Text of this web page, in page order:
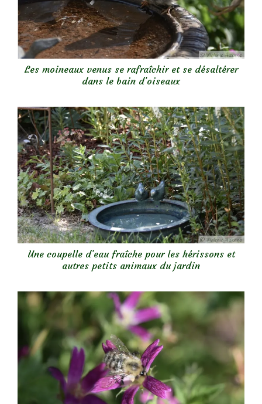
Les moineaux venus se rafraîchir et se désaltérer
dans le bain d’oiseaux
Une coupelle d’eau fraîche pour les hérissons et
autres petits animaux du jardin